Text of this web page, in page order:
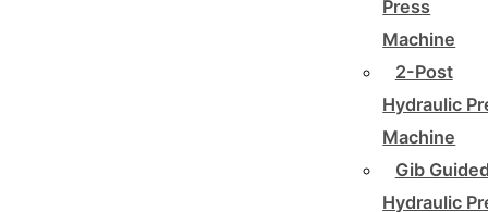
Press
Machine
2-Post
Hydraulic
Machine
Gib
Hydraulic